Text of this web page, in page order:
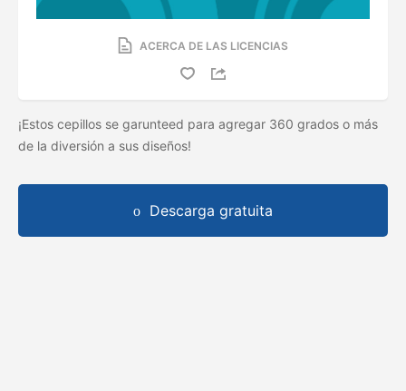
ACERCA DE LAS LICENCIAS
¡Estos cepillos se garunteed para agregar 360 grados o más
de la diversión a sus diseños!
Descarga gratuita